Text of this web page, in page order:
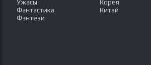
Ужасы
Фантастика
Фэнтези
Корея
Китай